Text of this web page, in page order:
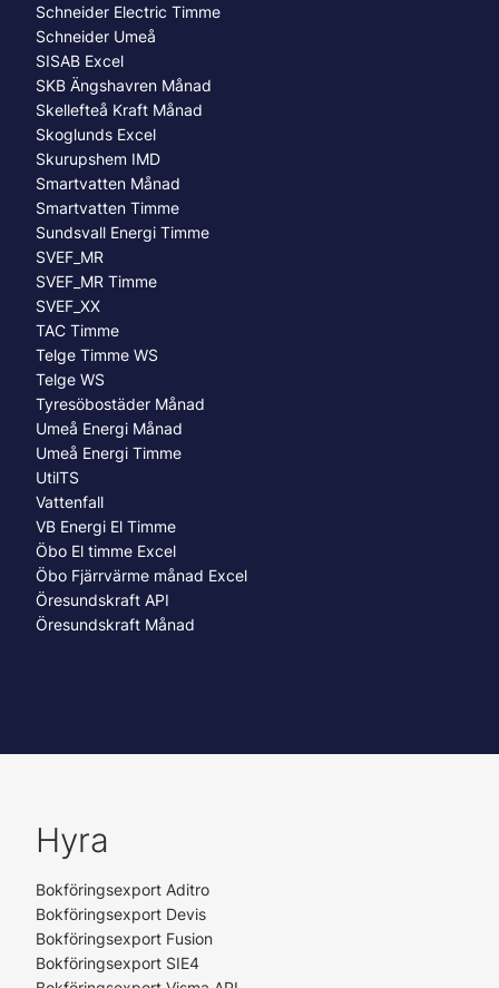
Schneider Electric Timme
Schneider Umeå
SISAB Excel
SKB Ängshavren Månad
Skellefteå Kraft Månad
Skoglunds Excel
Skurupshem IMD
Smartvatten Månad
Smartvatten Timme
Sundsvall Energi Timme
SVEF_MR
SVEF_MR Timme
SVEF_XX
TAC Timme
Telge Timme WS
Telge WS
Tyresöbostäder Månad
Umeå Energi Månad
Umeå Energi Timme
UtilTS
Vattenfall
VB Energi El Timme
Öbo El timme Excel
Öbo Fjärrvärme månad Excel
Öresundskraft API
Öresundskraft Månad
Hyra
Bokföringsexport Aditro
Bokföringsexport Devis
Bokföringsexport Fusion
Bokföringsexport SIE4